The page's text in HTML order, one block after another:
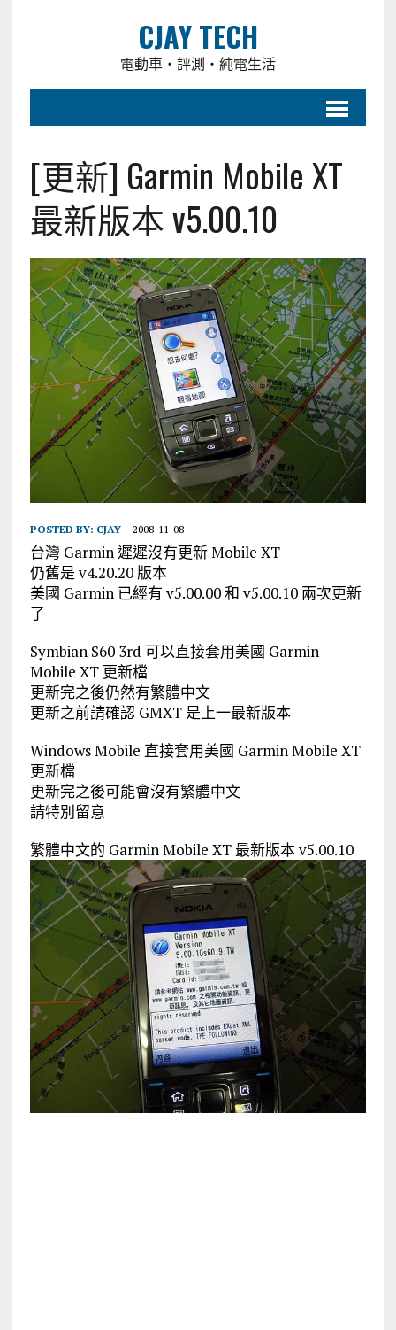
CJAY TECH
電動車・評測・純電生活
[更新] Garmin Mobile XT
最新版本 v5.00.10
POSTED BY: CJAY 2008-11-08
台灣 Garmin 遲遲沒有更新 Mobile XT
仍舊是 v4.20.20 版本
美國 Garmin 已經有 v5.00.00 和 v5.00.10 兩次更新
了
Symbian S60 3rd 可以直接套用美國 Garmin
Mobile XT 更新檔
更新完之後仍然有繁體中文
更新之前請確認 GMXT 是上一最新版本
Windows Mobile 直接套用美國 Garmin Mobile XT
更新檔
更新完之後可能會沒有繁體中文
請特別留意
繁體中文的 Garmin Mobile XT 最新版本 v5.00.10